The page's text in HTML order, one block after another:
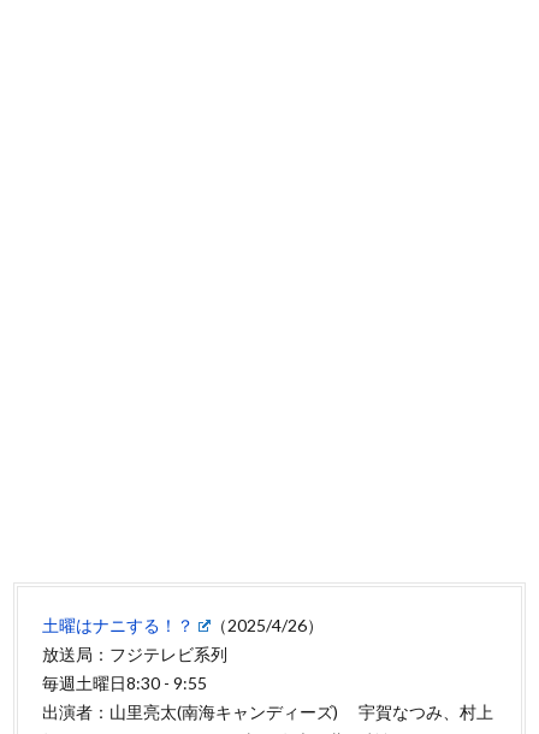
土曜はナニする！？
（2025/4/26）
放送局：フジテレビ系列
毎週土曜日8:30 - 9:55
出演者：山里亮太(南海キャンディーズ) 宇賀なつみ、村上